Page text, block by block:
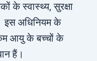
के स्वास्थ्य, सुरक्षा
इस अधिनियम के
आयु के बच्चों के
हैं।